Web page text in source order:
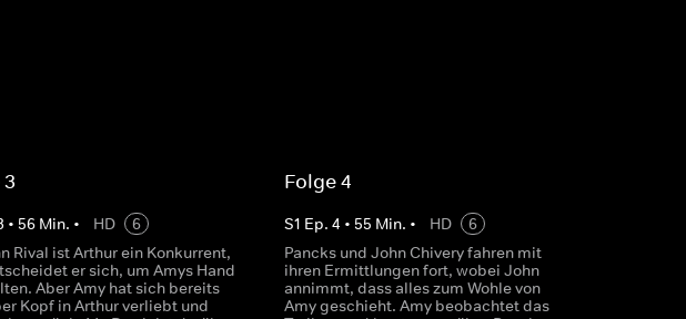
• 56Min. • HD
6
Rival ist Arthur ein Konkurrent,
er sich, um Amys Hand
Aber Amy hat sich bereits
Kopf in Arthur verliebt und
Folge 4
S1 Ep. 4 • 55 Min. • HD
6
Pancks und John Chivery fahren mit
ihren Ermittlungen fort, wobei John
annimmt, dass alles zum Wohle von
Amy geschieht. Amy beobachtet das